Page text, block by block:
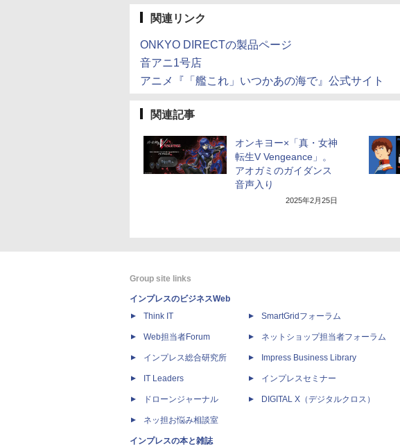
関連リンク
ONKYO DIRECTの製品ページ
音アニ1号店
アニメ『「艦これ」いつかあの海で』公式サイト
関連記事
オンキヨー×「真・女神
転生V Vengeance」。
アオガミのガイダンス
音声入り
2025年2月25日
Group site links
インプレスのビジネスWeb
Think IT
Web担当者Forum
インプレス総合研究所
IT Leaders
ドローンジャーナル
ネッ担お悩み相談室
インプレスの本と雑誌
SmartGridフォーラム
ネットショップ担当者フォーラム
Impress Business Library
インプレスセミナー
DIGITAL X（デジタルクロス）